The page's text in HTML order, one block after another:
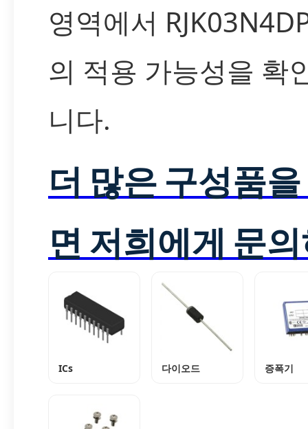
영역에서
의 적용 가능성을 확
니다.
더 많은 구성품
면 저희에게 문
ICs 다이오드 증폭기